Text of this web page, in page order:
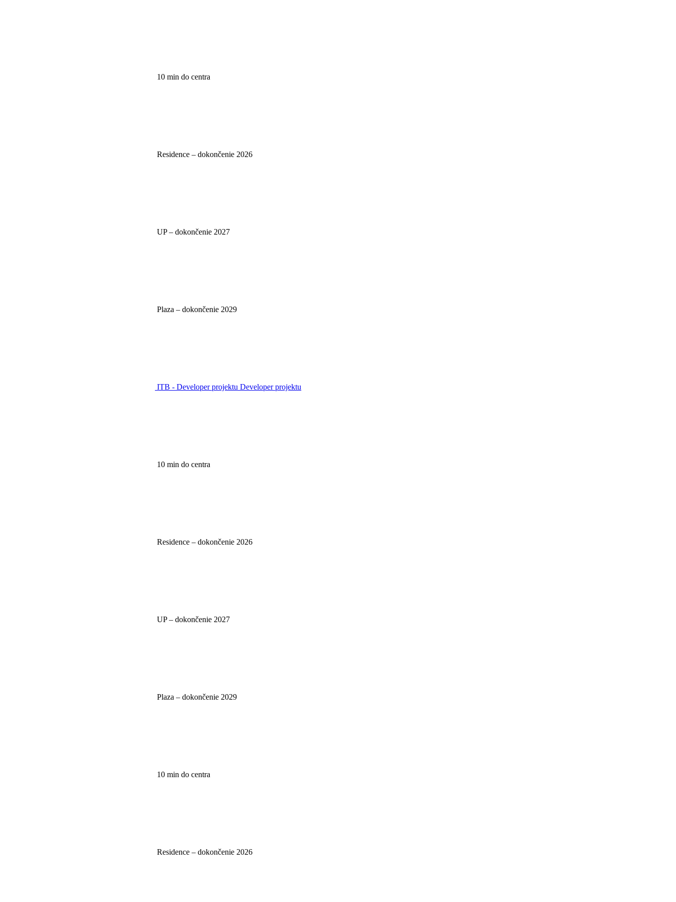
10 min do centra
Residence – dokončenie 2026
UP – dokončenie 2027
Plaza – dokončenie 2029
ITB - Developer projektu Developer projektu
10 min do centra
Residence – dokončenie 2026
UP – dokončenie 2027
Plaza – dokončenie 2029
10 min do centra
Residence – dokončenie 2026